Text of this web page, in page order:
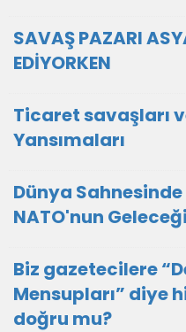
SAVAŞ PAZARI
EDİYORKEN
Ticaret savaşları
Yansımaları
Dünya
NATO'nun Geleceği
Biz gazetecilere
Mensupları” diye
doğru mu?